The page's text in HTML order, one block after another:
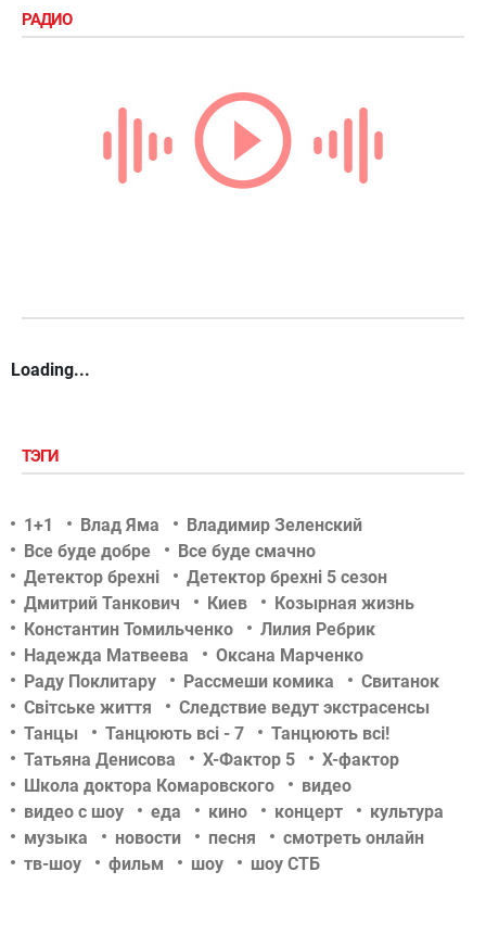
РАДИО
Loading...
ТЭГИ
1+1 Влад Яма
Владимир Зеленский
Все буде добре
Все буде смачно
Детектор брехні
Детектор брехні 5 сезон
Дмитрий Танкович
Киев
Козырная жизнь
Константин Томильченко
Лилия Ребрик
Надежда Матвеева
Оксана Марченко
Раду Поклитару
Рассмеши комика
Свитанок
Світське життя
Следствие ведут экстрасенсы
Танцы
Танцюють всі - 7
Танцюють всі!
Татьяна Денисова
Х-Фактор 5
Х-фактор
Школа доктора Комаровского
видео
видео с шоу
еда кино концерт
культура
музыка
новости песня
смотреть онлайн
тв-шоу
фильм шоу шоу СТБ